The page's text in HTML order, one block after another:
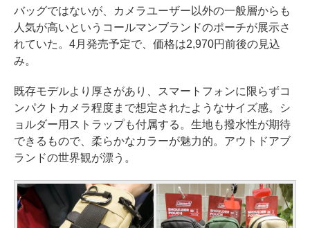
バッグではないが、カメラユーザー以外の一般層からも
人気が高いというコールマンブランドのポーチが展示さ
れていた。4月発売予定で、価格は2,970円前後の見込
み。
既存モデルより厚さがあり、スマートフォンに限らずコ
ンパクトカメラ程度まで想定されたようなサイズ感。シ
ョルダー用ストラップも付属する。生地も撥水性が期待
できるもので、柔らかなカラーが魅力的。アウトドアブ
ランドの世界観が漂う。